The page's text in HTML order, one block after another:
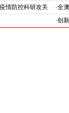
情防控科研攻关 ·全
·创